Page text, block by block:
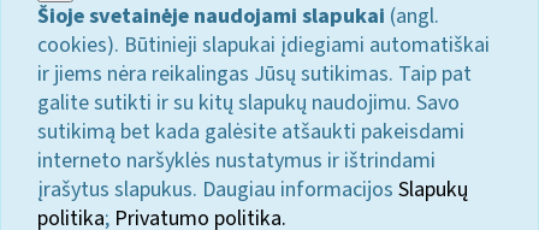
Šioje svetainėje naudojami slapukai (angl.
cookies). Būtinieji slapukai įdiegiami automatiškai
ir jiems nėra reikalingas Jūsų sutikimas. Taip pat
galite sutikti ir su kitų slapukų naudojimu. Savo
sutikimą bet kada galėsite atšaukti pakeisdami
interneto naršyklės nustatymus ir ištrindami
įrašytus slapukus. Daugiau informacijos Slapukų
politika; Privatumo politika.